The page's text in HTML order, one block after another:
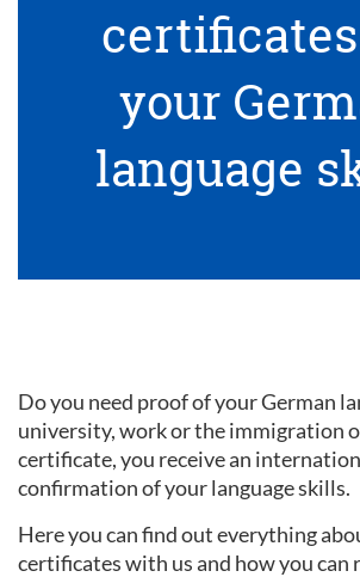
your
language
Do you need proof of your German
university, work or the immigration
certificate, you receive an
confirmation of your language skills.
Here you can find out everything
certificates with us and how you can